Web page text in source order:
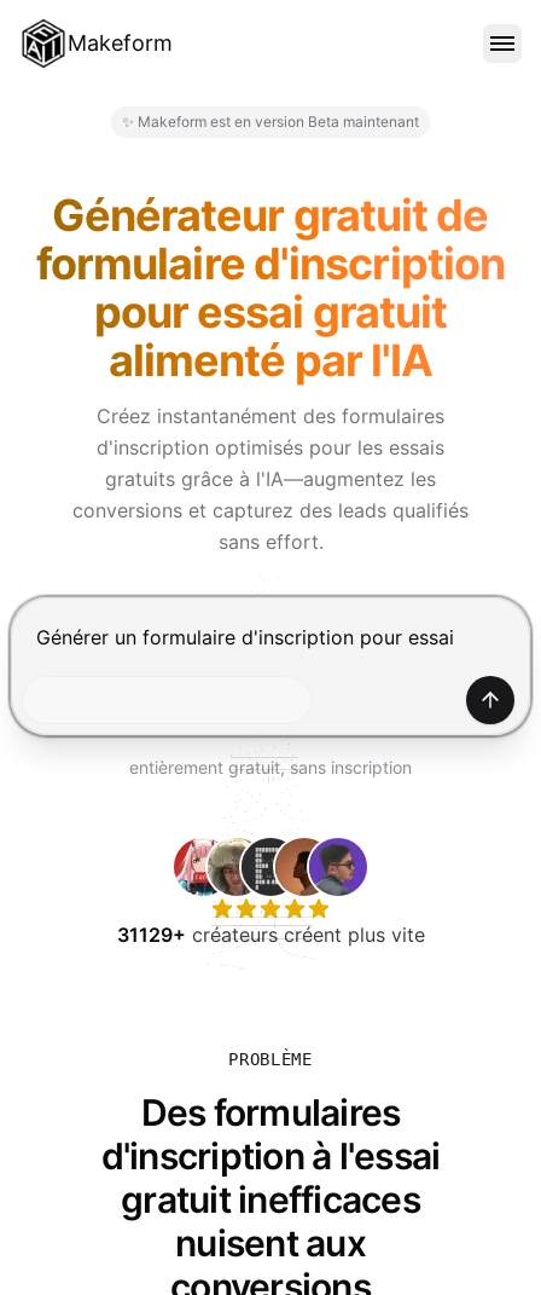
Makeform
BLOG
TARIFS
SE CONNECTER
ESSAYER GRATUITEMENT
✨ Makeform est en version Beta maintenant
Générateur gratuit de
formulaire d'inscription
pour essai gratuit
alimenté par l'IA
Créez instantanément des formulaires
d'inscription optimisés pour les essais
gratuits grâce à l'IA—augmentez les
conversions et capturez des leads qualifiés
sans effort.
Appuyez sur Entrée pour envoyer, Maj+Entrée pour
entièrement gratuit, sans inscription
31129+ créateurs créent plus vite
PROBLÈME
Des formulaires
d'inscription à l'essai
gratuit inefficaces
nuisent aux